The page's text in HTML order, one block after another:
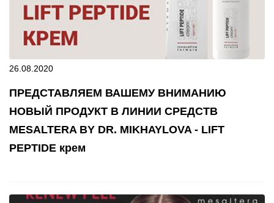
26.08.2020
ПРЕДСТАВЛЯЕМ ВАШЕМУ ВНИМАНИЮ
НОВЫЙ ПРОДУКТ В ЛИНИИ СРЕДСТВ
MESALTERA BY DR. MIKHAYLOVA - LIFT
PEPTIDE крем